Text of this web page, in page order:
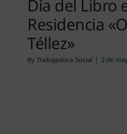
Día del Libro
Residencia
Téllez»
By Trabajadora Social | 2 de